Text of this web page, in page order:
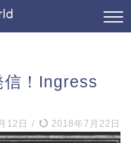
信！Ingress
12日 / 2018年7月22日